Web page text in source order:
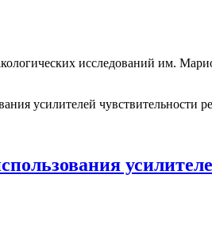
исследований им.